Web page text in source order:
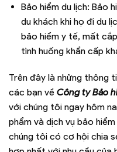
Bảo hiểm du lịch: Bảo
du khách khi họ đi du
bảo hiểm y tế, mất
tình huống khẩn cấp
Trên đây là những thông
các bạn về Công ty Bảo
với chúng tôi ngay hôm
phẩm và dịch vụ bảo
chúng tôi có cơ hội chia